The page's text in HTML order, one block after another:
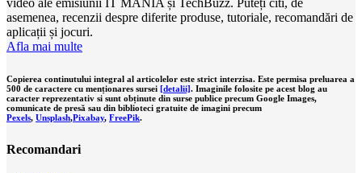
video ale emisiunii IT MANIA și TechBuzz. Puteți citi, de
asemenea, recenzii despre diferite produse, tutoriale, recomandări de
aplicații și jocuri.
Afla mai multe
Copierea continutului integral al articolelor este strict interzisa. Este permisa preluarea a
500 de caractere cu menționares sursei [detalii]. Imaginile folosite pe acest blog au
caracter reprezentativ si sunt obținute din surse publice precum Google Images,
comunicate de presă sau din biblioteci gratuite de imagini precum
Pexels, Unsplash,Pixabay, FreePik.
Recomandari